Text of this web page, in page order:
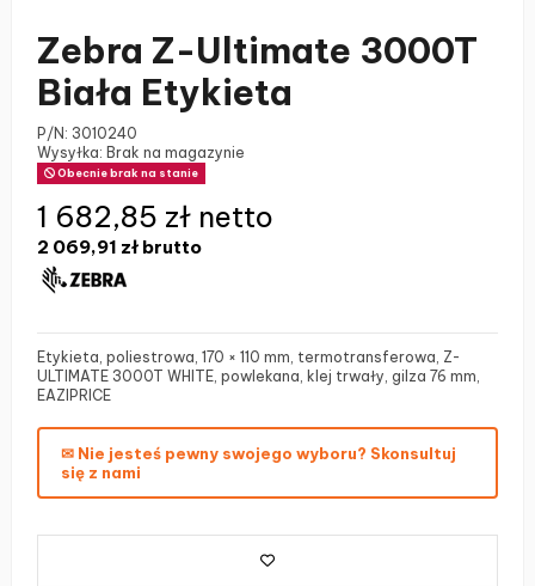
Zebra Z-Ultimate 3000T
Biała Etykieta
P/N: 3010240
Wysyłka: Brak na magazynie
Obecnie brak na stanie
2 069,91 zł brutto
1 682,85 zł netto
Etykieta, poliestrowa, 170 × 110 mm, termotransferowa, Z-
ULTIMATE 3000T WHITE, powlekana, klej trwały, gilza 76 mm,
EAZIPRICE
✉ Nie jesteś pewny swojego wyboru? Skonsultuj
się z nami